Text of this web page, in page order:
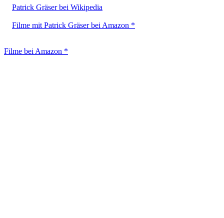
Patrick Gräser bei Wikipedia
Filme mit Patrick Gräser bei Amazon *
Filme bei Amazon *